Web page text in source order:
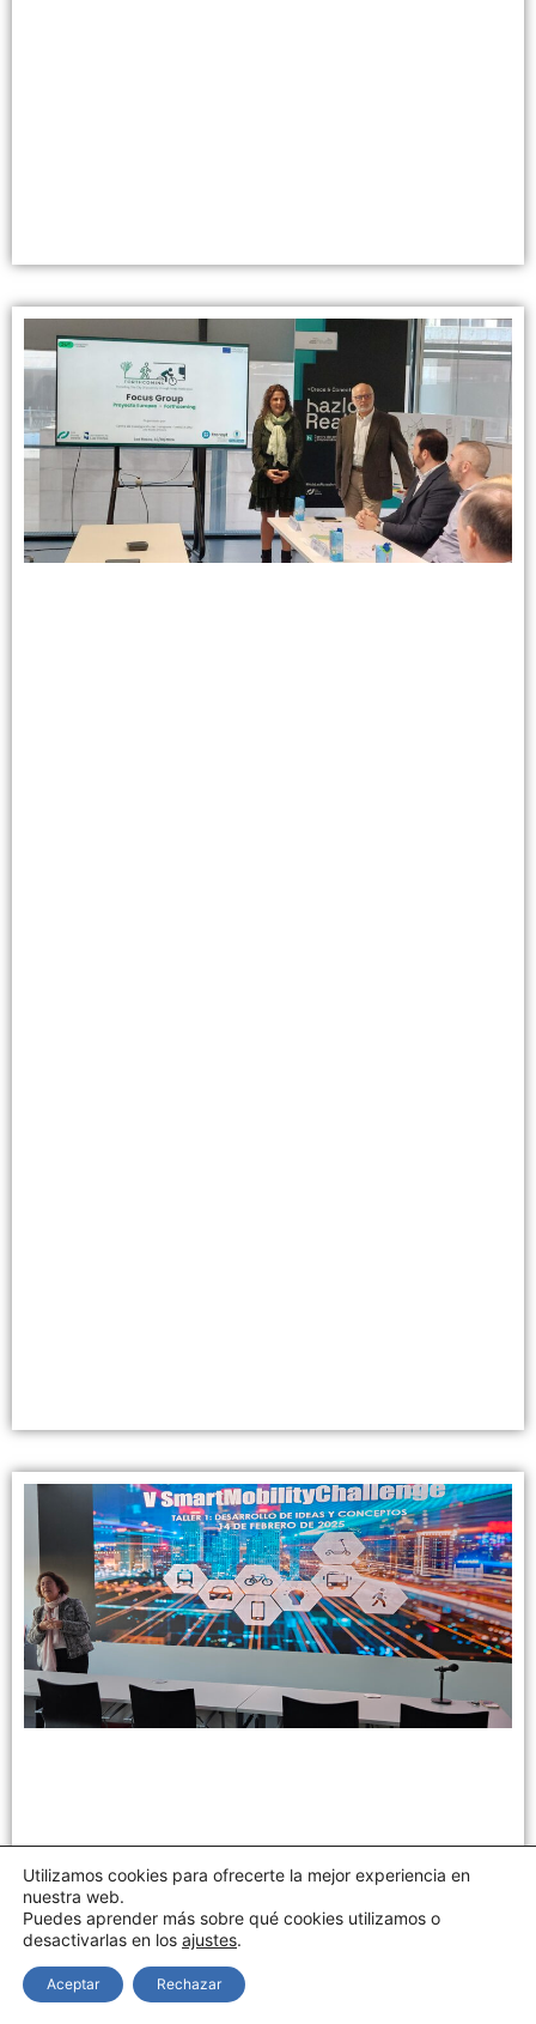
Utilizamos cookies para ofrecerte la mejor experiencia en
nuestra web.
Puedes aprender más sobre qué cookies utilizamos o
desactivarlas en los ajustes.
Aceptar Rechazar